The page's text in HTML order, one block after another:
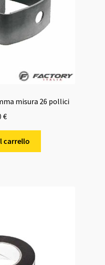
misura 26 pollici
€
carrello